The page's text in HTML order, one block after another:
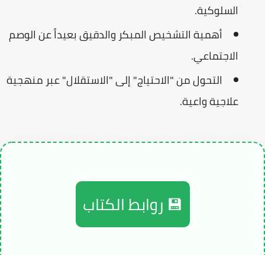
السلوكية.
أهمية التشخيص المبكر والدقيق بعيداً عن الوصم
الاجتماعي.
التحول من "الاحتياج" إلى "الاستقلال" عبر منهجية
علاجية واعية.
💾 روابط الكتاب